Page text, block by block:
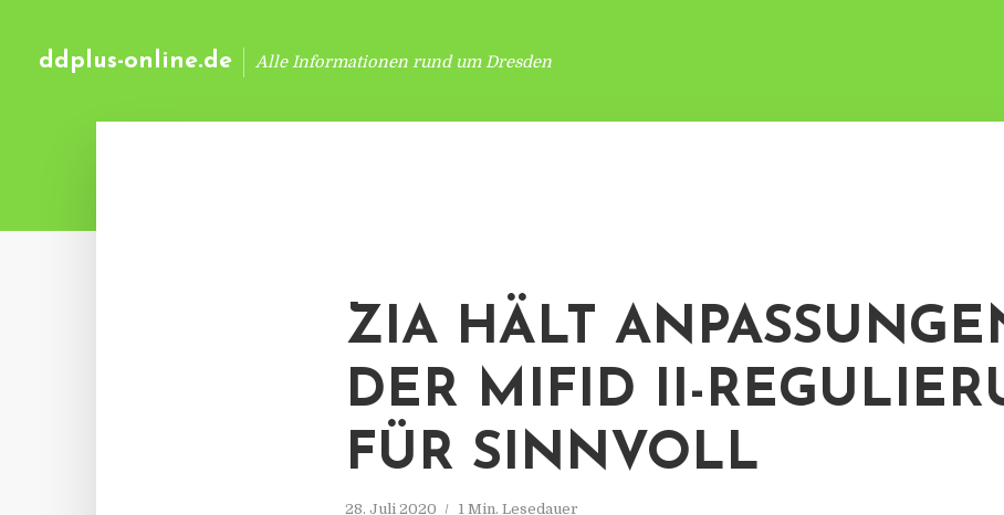
ddplus-online.de Alle Informationen rund um Dresden
ZIA HÄLT
DER MIFID II-
FÜR SINNVOLL
28. Juli 2020 1 Min. Lesedauer